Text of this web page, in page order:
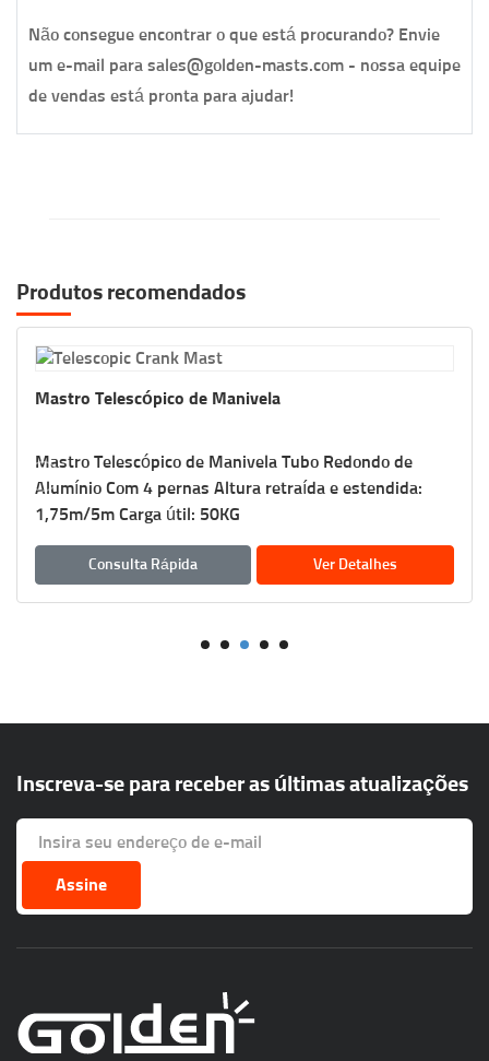
Não consegue encontrar o que está procurando? Envie
um e-mail para sales@golden-masts.com - nossa equipe
de vendas está pronta para ajudar!
Produtos recomendados
Mastro Telescópico de Manivela
Mastro Telescópico de Manivela Tubo Redondo de
Alumínio Com 4 pernas Altura retraída e estendida:
1,75m/5m Carga útil: 50KG
Consulta Rápida Ver Detalhes
Inscreva-se para receber as últimas atualizações
Assine